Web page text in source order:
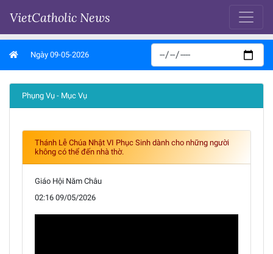
VietCatholic News
Ngày 09-05-2026
Phụng Vụ - Mục Vụ
Thánh Lễ Chúa Nhật VI Phục Sinh dành cho những người
không có thể đến nhà thờ.
Giáo Hội Năm Châu
02:16 09/05/2026